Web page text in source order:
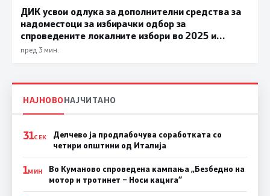
ДИК усвои одлука за дополнителни средства за
надоместоци за избирачки одбор за
спроведените локалните избори во 2025 и
јануари 2026 година и тригодишен План за
пред 3 мин.
НАЈНОВОНАЈЧИТАНО
31СЕК
Делчево ја продлабочува соработката со
четири општини од Италија
1МИН
Во Куманово спроведена кампања „Безбедно на
мотор и тротинет – Носи кацига“